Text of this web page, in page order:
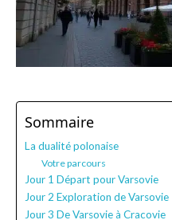
Sommaire
La dualité polonaise
Votre parcours
Jour 1 Départ pour Varsovie
Jour 2 Exploration de Varsovie
Jour 3 De Varsovie à Cracovie